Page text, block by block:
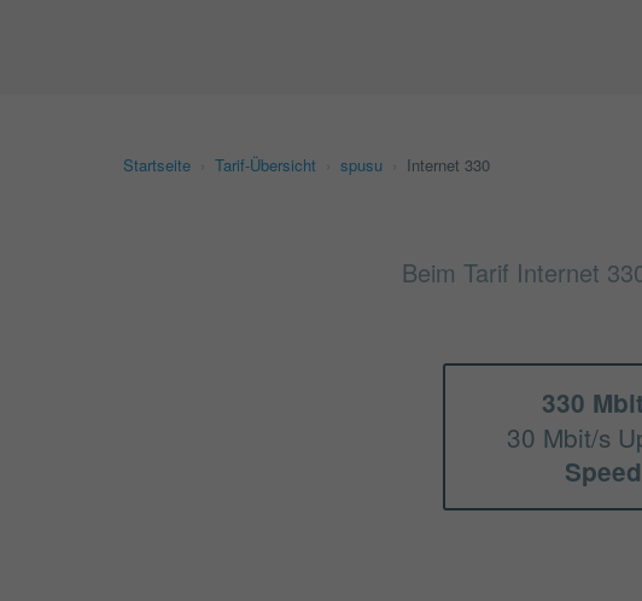
Startseite Tarif-Übersicht spusu Internet 330
Beim Tarif Internet
330
30 Mbit/s
Speed